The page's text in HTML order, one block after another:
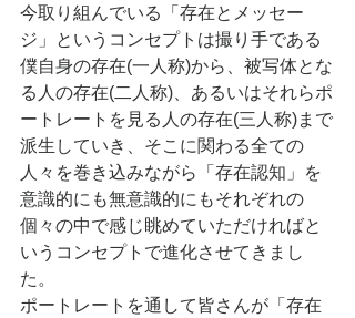
今取り組んでいる「存在とメッセー
ジ」というコンセプトは撮り手である
僕自身の存在(一人称)から、被写体とな
る人の存在(二人称)、あるいはそれらポ
ートレートを見る人の存在(三人称)まで
派生していき、そこに関わる全ての
人々を巻き込みながら「存在認知」を
意識的にも無意識的にもそれぞれの
個々の中で感じ眺めていただければと
いうコンセプトで進化させてきまし
た。
ポートレートを通して皆さんが「存在